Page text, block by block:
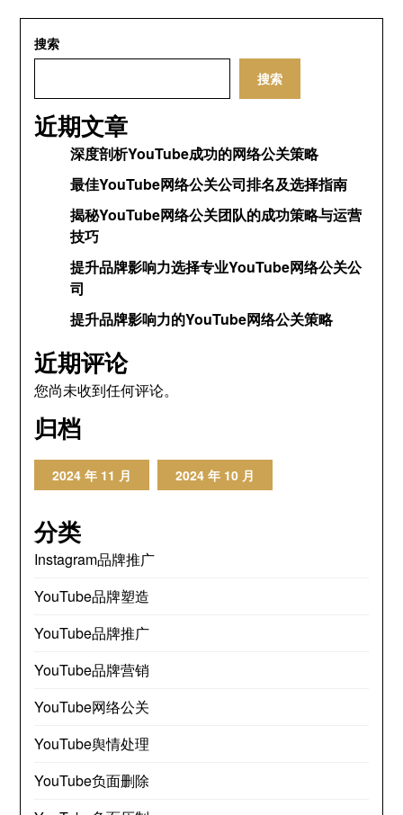
搜索
搜索
近期文章
深度剖析YouTube成功的网络公关策略
最佳YouTube网络公关公司排名及选择指南
揭秘YouTube网络公关团队的成功策略与运营
技巧
提升品牌影响力选择专业YouTube网络公关公
司
提升品牌影响力的YouTube网络公关策略
近期评论
您尚未收到任何评论。
归档
2024 年 11 月 2024 年 10 月
分类
Instagram品牌推广
YouTube品牌塑造
YouTube品牌推广
YouTube品牌营销
YouTube网络公关
YouTube舆情处理
YouTube负面删除